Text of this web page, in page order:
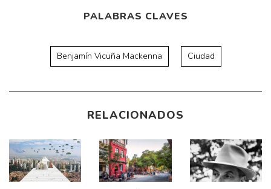
PALABRAS CLAVES
Benjamín Vicuña Mackenna Ciudad
RELACIONADOS